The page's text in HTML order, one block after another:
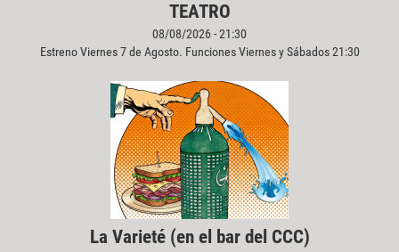
TEATRO
08/08/2026 - 21:30
Estreno Viernes 7 de Agosto. Funciones Viernes y Sábados 21:30
La Varieté (en el bar del CCC)